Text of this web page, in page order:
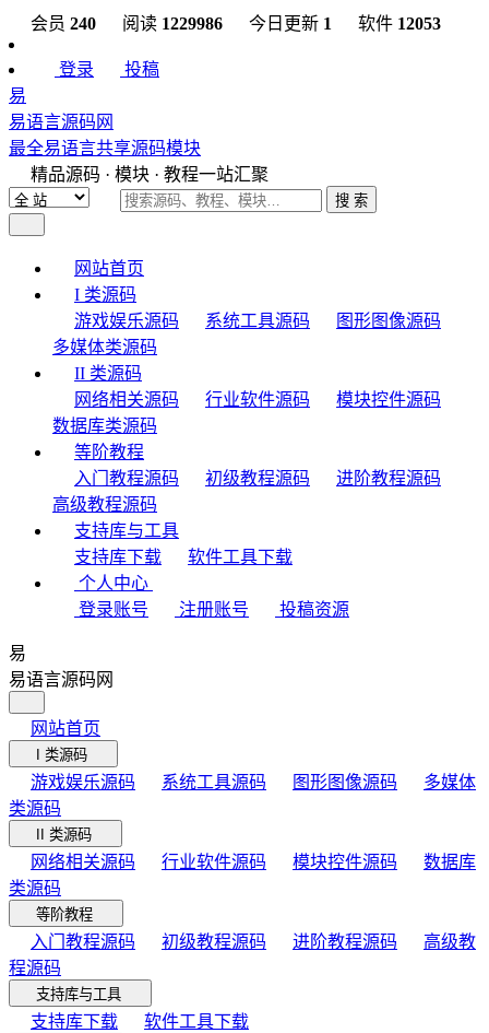
会员 240 阅读 1229986 今日更新 1 软件 12053
登录
投稿
易
易语言源码网
最全易语言共享源码模块
精品源码 · 模块 · 教程一站汇聚
搜 索
网站首页
I 类源码
游戏娱乐源码
系统工具源码
图形图像源码
多媒体类源码
II 类源码
网络相关源码
行业软件源码
模块控件源码
数据库类源码
等阶教程
入门教程源码
初级教程源码
进阶教程源码
高级教程源码
支持库与工具
支持库下载
软件工具下载
个人中心
登录账号
注册账号 投稿资源
易
易语言源码网
网站首页
I 类源码
游戏娱乐源码 系统工具源码 图形图像源码
多媒体
类源码
II 类源码
网络相关源码 行业软件源码 模块控件源码
数据库
类源码
等阶教程
入门教程源码 初级教程源码 进阶教程源码
高级教
程源码
支持库与工具
支持库下载 软件工具下载